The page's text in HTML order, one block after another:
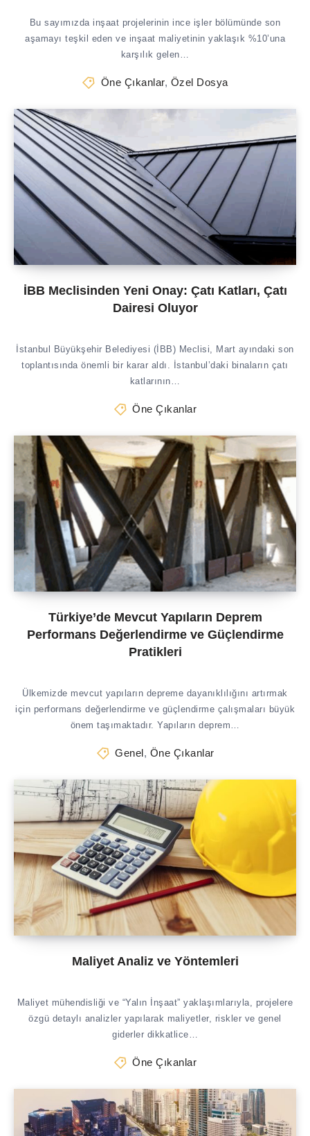
Bu sayımızda inşaat projelerinin ince işler bölümünde son
aşamayı teşkil eden ve inşaat maliyetinin yaklaşık %10’una
karşılık gelen…
Öne Çıkanlar, Özel Dosya
İBB Meclisinden Yeni Onay: Çatı Katları, Çatı
Dairesi Oluyor
İstanbul Büyükşehir Belediyesi (İBB) Meclisi, Mart ayındaki son
toplantısında önemli bir karar aldı. İstanbul’daki binaların çatı
katlarının…
Öne Çıkanlar
Türkiye’de Mevcut Yapıların Deprem
Performans Değerlendirme ve Güçlendirme
Pratikleri
Ülkemizde mevcut yapıların depreme dayanıklılığını artırmak
için performans değerlendirme ve güçlendirme çalışmaları büyük
önem taşımaktadır. Yapıların deprem…
Genel, Öne Çıkanlar
Maliyet Analiz ve Yöntemleri
Maliyet mühendisliği ve “Yalın İnşaat” yaklaşımlarıyla, projelere
özgü detaylı analizler yapılarak maliyetler, riskler ve genel
giderler dikkatlice…
Öne Çıkanlar